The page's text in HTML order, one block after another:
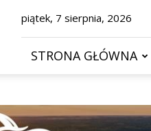
piątek, 7 sierpnia, 2026
STRONA GŁÓWNA